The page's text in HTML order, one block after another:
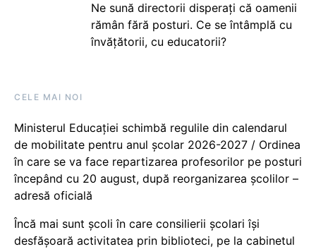
Ne sună directorii disperați că oamenii
rămân fără posturi. Ce se întâmplă cu
învățătorii, cu educatorii?
CELE MAI NOI
Ministerul Educației schimbă regulile din calendarul
de mobilitate pentru anul școlar 2026-2027 / Ordinea
în care se va face repartizarea profesorilor pe posturi
începând cu 20 august, după reorganizarea școlilor –
adresă oficială
Încă mai sunt școli în care consilierii școlari își
desfășoară activitatea prin biblioteci, pe la cabinetul